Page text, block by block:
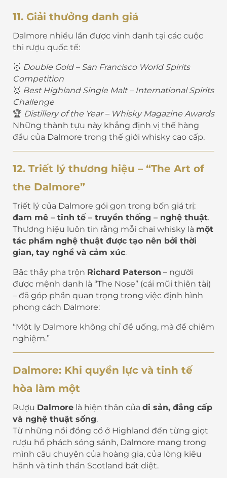
11. Giải thưởng danh giá
Dalmore nhiều lần được vinh danh tại các cuộc
thi rượu quốc tế:
🥇 Double Gold – San Francisco World Spirits
Competition
🥇 Best Highland Single Malt – International Spirits
Challenge
🏆 Distillery of the Year – Whisky Magazine Awards
Những thành tựu này khẳng định vị thế hàng
đầu của Dalmore trong thế giới whisky cao cấp.
12. Triết lý thương hiệu – “The Art of
the Dalmore”
Triết lý của Dalmore gói gọn trong bốn giá trị:
đam mê – tinh tế – truyền thống – nghệ thuật.
Thương hiệu luôn tin rằng mỗi chai whisky là một
tác phẩm nghệ thuật được tạo nên bởi thời
gian, tay nghề và cảm xúc.
Bậc thầy pha trộn Richard Paterson – người
được mệnh danh là “The Nose” (cái mũi thiên tài)
– đã góp phần quan trọng trong việc định hình
phong cách Dalmore:
“Một ly Dalmore không chỉ để uống, mà để chiêm
nghiệm.”
Dalmore: Khi quyền lực và tinh tế
hòa làm một
Rượu Dalmore là hiện thân của di sản, đẳng cấp
và nghệ thuật sống.
Từ những nồi đồng cổ ở Highland đến từng giọt
rượu hổ phách sóng sánh, Dalmore mang trong
mình câu chuyện của hoàng gia, của lòng kiêu
hãnh và tinh thần Scotland bất diệt.